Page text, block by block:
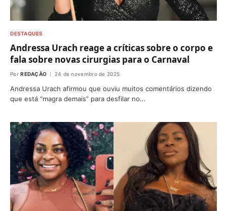
DESTAQUES
Andressa Urach reage a críticas sobre o corpo e
fala sobre novas cirurgias para o Carnaval
Por REDAÇÃO 24 de novembro de 2025
Andressa Urach afirmou que ouviu muitos comentários dizendo
que está “magra demais” para desfilar no…